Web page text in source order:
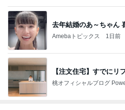
去年結婚のあ～ちゃん
Amebaトピックス 1日前
【注文住宅】すでにリ
桃オフィシャルブログ